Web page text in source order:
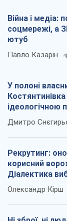
Війна і медіа:
соцмережі, а
ютуб
Павло Казарін
У полоні
ідеологічною
окупантів
Дмитро
Рекрутинг:
корисний
Діалектика
Олександр Кірш